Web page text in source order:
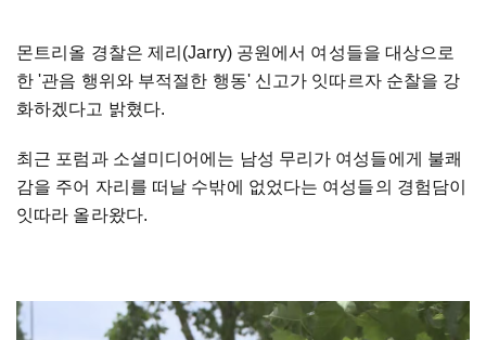
몬트리올 경찰은 제리(Jarry) 공원에서 여성들을 대상으로
한 '관음 행위와 부적절한 행동' 신고가 잇따르자 순찰을 강
화하겠다고 밝혔다.
최근 포럼과 소셜미디어에는 남성 무리가 여성들에게 불쾌
감을 주어 자리를 떠날 수밖에 없었다는 여성들의 경험담이
잇따라 올라왔다.